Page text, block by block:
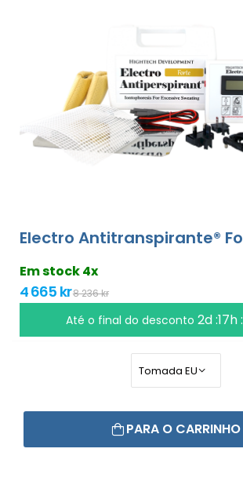
Electro Antitranspirante®
Em stock 4x
4 665 kr8 236 kr
Até o final do desconto 2d :17h
PARA O CARRINHO